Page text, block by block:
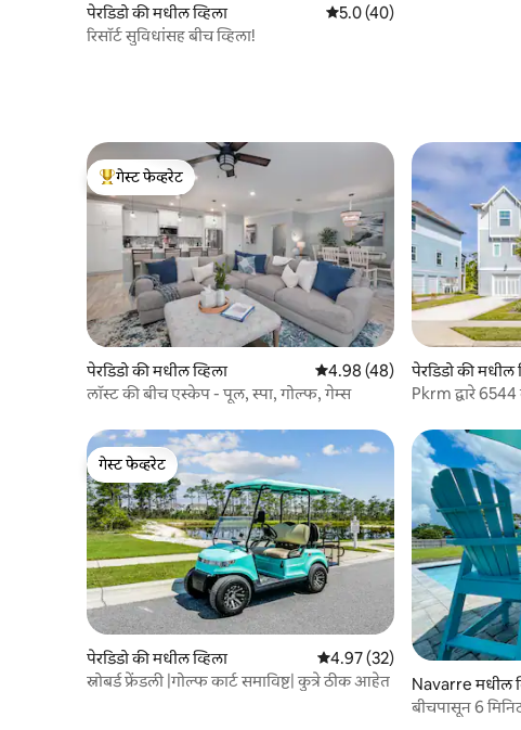
पेरडिडो की मधील व्हिला 5 पैकी 5.0 सरासरी रेटिंग, 40
5.0 (40)
रिसॉर्ट सुविधांसह बीच व्हिला!
टॉप गेस्ट फेव्हरेट
गेस्ट फेव्हरेट
पेरडिडो की मधील व्हिला 5 पैकी 4.98 सरासरी रेटिंग, 48
4.98 (48)
लॉस्ट की बीच एस्केप - पूल, स्पा, गोल्फ, गेम्स
पेरडिडो की मधील
Pkrm द्वारे 6544
गेस्ट फेव्हरेट
गेस्ट फेव्हरेट
पेरडिडो की मधील व्हिला 5 पैकी 4.97 सरासरी रेटिंग, 32
4.97 (32)
स्नोबर्ड फ्रेंडली |गोल्फ कार्ट समाविष्ट| कुत्रे ठीक आहेत
Navarre मधील
बीचपासून 6